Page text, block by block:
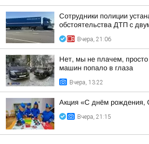
Сотрудники полиции
обстоятельства ДТП с
Вчера, 21:06
Нет, мы не плачем,
машин попало в глаза
Вчера, 13:22
Акция «С днём рождения,
Вчера, 21:15